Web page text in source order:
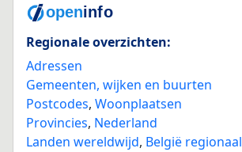
Regionale overzichten:
Adressen
Gemeenten, wijken en buurten
Postcodes, Woonplaatsen
Provincies, Nederland
Landen wereldwijd, België regionaal